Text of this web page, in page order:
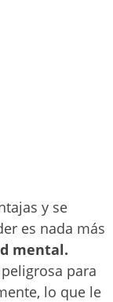
y se
es nada más
mental.
para
lo que le